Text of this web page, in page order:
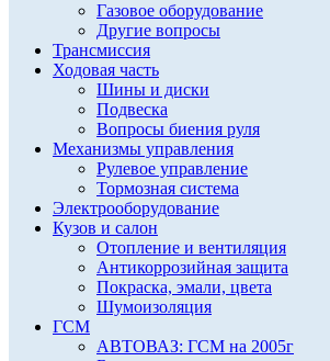
Газовое оборудование
Другие вопросы
Трансмиссия
Ходовая часть
Шины и диски
Подвеска
Вопросы биения руля
Механизмы управления
Рулевое управление
Тормозная система
Электрооборудование
Кузов и салон
Отопление и вентиляция
Антикоррозийная защита
Покраска, эмали, цвета
Шумоизоляция
ГСМ
АВТОВАЗ: ГСМ на 2005г